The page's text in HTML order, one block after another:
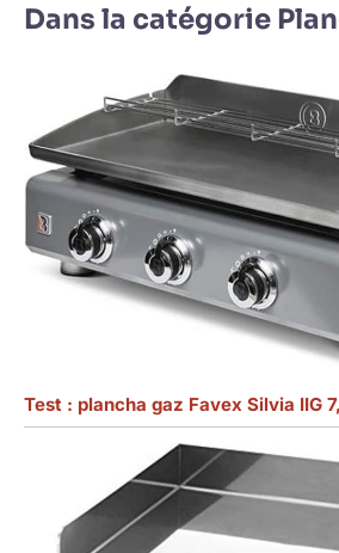
Dans la catégorie
Test : plancha gaz Favex Silvia IIG